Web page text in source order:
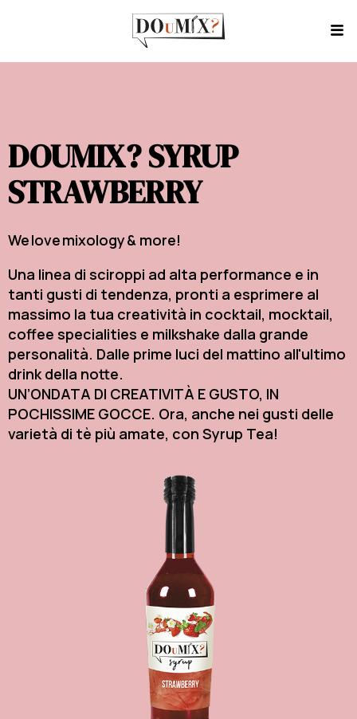
DOUMIX? SYRUP
STRAWBERRY
We love mixology & more!
Una linea di sciroppi ad alta performance e in
tanti gusti di tendenza, pronti a esprimere al
massimo la tua creatività in cocktail, mocktail,
coffee specialities e milkshake dalla grande
personalità. Dalle prime luci del mattino all'ultimo
drink della notte.
UN’ONDATA DI CREATIVITÀ E GUSTO, IN
POCHISSIME GOCCE. Ora, anche nei gusti delle
varietà di tè più amate, con Syrup Tea!